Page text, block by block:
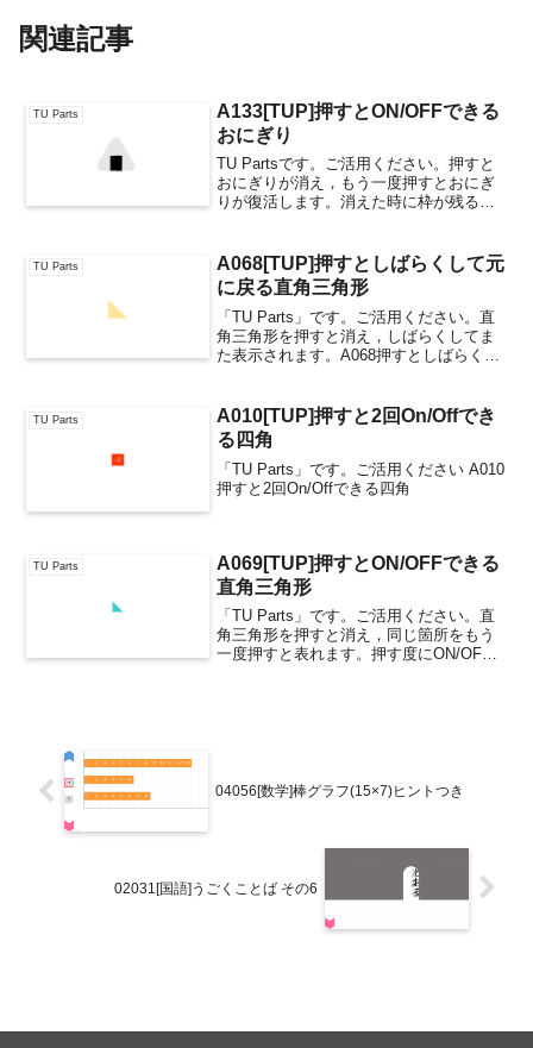
関連記事
TU Parts
A133[TUP]押すとON/OFFできる
おにぎり
TU Partsです。ご活用ください。押すと
おにぎりが消え，もう一度押すとおにぎ
りが復活します。消えた時に枠が残るよ
レゼン教材
TU Parts
A068[TUP]押すとしばらくして元
に戻る直角三角形
「TU Parts」です。ご活用ください。直
角三角形を押すと消え，しばらくしてま
た表示されます。A068押すとしばらくし
TU Parts
A010[TUP]押すと2回On/Offでき
る四角
「TU Parts」です。ご活用ください A010
押すと2回On/Offできる四角
TU Parts
A069[TUP]押すとON/OFFできる
直角三角形
「TU Parts」です。ご活用ください。直
角三角形を押すと消え，同じ箇所をもう
一度押すと表れます。押す度にON/OFF
04056[数学]棒グラフ(15×7)ヒントつき
02031[国語]うごくことば その6